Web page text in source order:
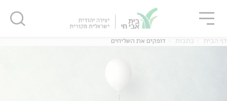
דף הבית כתבות דופקים את השליחים
סגור